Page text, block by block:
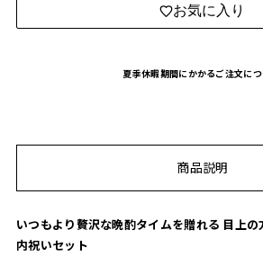
お気に入り
夏季休暇期間にかかるご注文に
商品説明
いつもより贅沢な晩酌タイムを贈れる 目上
内祝いセット